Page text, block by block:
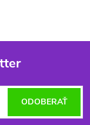
ODOBERAŤ